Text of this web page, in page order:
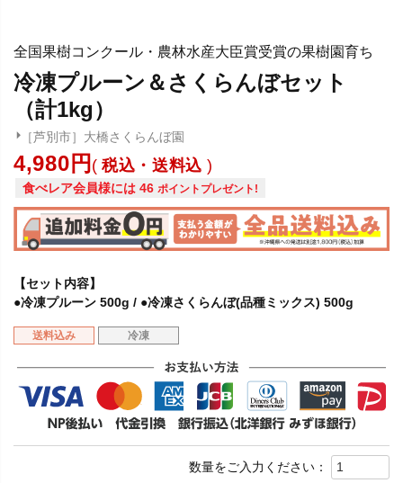
全国果樹コンクール・農林水産大臣賞受賞の果樹園育ち
冷凍プルーン＆さくらんぼセット
（計1kg）
［芦別市］大橋さくらんぼ園
4,980 税込・送料込
食べレア会員様には 46 ポイントプレゼント!
【セット内容】
●冷凍プルーン 500g / ●冷凍さくらんぼ(品種ミックス) 500g
送料込み 冷凍